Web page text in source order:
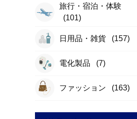
旅行・宿泊・体験
(101)
日用品・雑貨 (157)
電化製品 (7)
ファッション (163)